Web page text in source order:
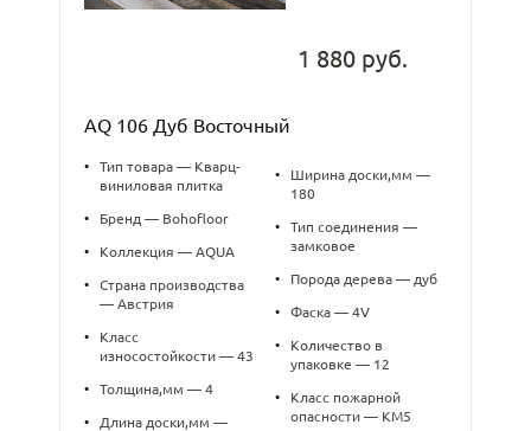
1 880 руб.
AQ 106 Дуб Восточный
•
Тип товара — Кварц-
виниловая плитка
• Бренд — Bohofloor
• Коллекция — AQUA
•
Страна производства
— Австрия
•
Класс
износостойкости — 43
• Толщина,мм — 4
•
Длина доски,мм —
•
Ширина доски,мм —
180
•
Тип соединения —
замковое
• Порода дерева — дуб
• Фаска — 4V
•
Количество в
упаковке — 12
•
Класс пожарной
опасности — КМ5